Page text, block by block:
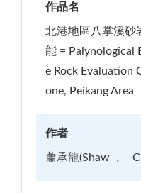
作品名
北港地區八掌溪砂
能 = Palynological
e Rock Evaluation
one, Peikang Area
作者
蕭承龍(Shaw